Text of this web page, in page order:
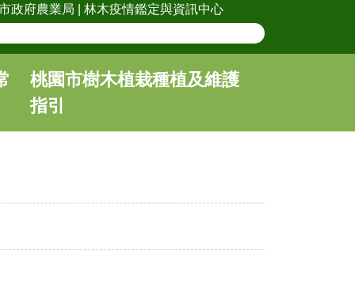
政府農業局 林木疫情鑑定與資訊中心
桃園市樹木植栽種植及維護
指引